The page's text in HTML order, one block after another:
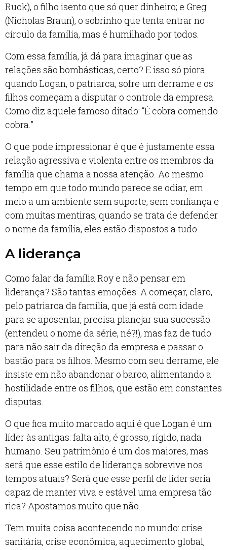
Ruck), o filho isento que só quer dinheiro; e Greg
(Nicholas Braun), o sobrinho que tenta entrar no
círculo da família, mas é humilhado por todos.
Com essa família, já dá para imaginar que as
relações são bombásticas, certo? E isso só piora
quando Logan, o patriarca, sofre um derrame e os
filhos começam a disputar o controle da empresa.
Como diz aquele famoso ditado: “É cobra comendo
cobra.”
O que pode impressionar é que é justamente essa
relação agressiva e violenta entre os membros da
família que chama a nossa atenção. Ao mesmo
tempo em que todo mundo parece se odiar, em
meio a um ambiente sem suporte, sem confiança e
com muitas mentiras, quando se trata de defender
o nome da família, eles estão dispostos a tudo.
A liderança
Como falar da família Roy e não pensar em
liderança? São tantas emoções. A começar, claro,
pelo patriarca da família, que já está com idade
para se aposentar, precisa planejar sua sucessão
(entendeu o nome da série, né?!), mas faz de tudo
para não sair da direção da empresa e passar o
bastão para os filhos. Mesmo com seu derrame, ele
insiste em não abandonar o barco, alimentando a
hostilidade entre os filhos, que estão em constantes
disputas.
O que fica muito marcado aqui é que Logan é um
líder às antigas: falta alto, é grosso, rígido, nada
humano. Seu patrimônio é um dos maiores, mas
será que esse estilo de liderança sobrevive nos
tempos atuais? Será que esse perfil de líder seria
capaz de manter viva e estável uma empresa tão
rica? Apostamos muito que não.
Tem muita coisa acontecendo no mundo: crise
sanitária, crise econômica, aquecimento global,